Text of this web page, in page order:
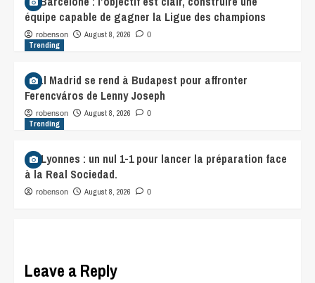
équipe capable de gagner la Ligue des champions
robenson August 8, 2026 0
Trending
Real Madrid se rend à Budapest pour affronter
Ferencváros de Lenny Joseph
robenson August 8, 2026 0
Trending
OL Lyonnes : un nul 1-1 pour lancer la préparation face
à la Real Sociedad.
robenson August 8, 2026 0
Leave a Reply